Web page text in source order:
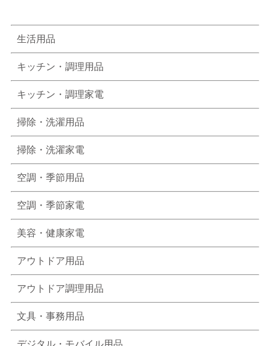
生活用品
キッチン・調理用品
キッチン・調理家電
掃除・洗濯用品
掃除・洗濯家電
空調・季節用品
空調・季節家電
美容・健康家電
アウトドア用品
アウトドア調理用品
文具・事務用品